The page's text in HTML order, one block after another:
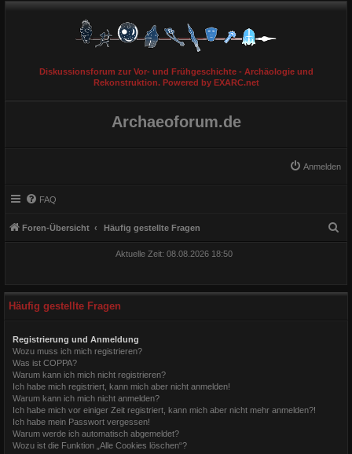
Diskussionsforum zur Vor- und Frühgeschichte - Archäologie und
Rekonstruktion. Powered by EXARC.net
Archaeoforum.de
Anmelden
FAQ
Foren-Übersicht Häufig gestellte Fragen
Aktuelle Zeit: 08.08.2026 18:50
Häufig gestellte Fragen
Registrierung und Anmeldung
Wozu muss ich mich registrieren?
Was ist COPPA?
Warum kann ich mich nicht registrieren?
Ich habe mich registriert, kann mich aber nicht anmelden!
Warum kann ich mich nicht anmelden?
Ich habe mich vor einiger Zeit registriert, kann mich aber nicht mehr anmelden?!
Ich habe mein Passwort vergessen!
Warum werde ich automatisch abgemeldet?
Wozu ist die Funktion „Alle Cookies löschen“?